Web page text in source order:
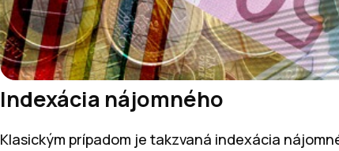
Indexácia nájomného
Klasickým prípadom je takzvaná indexácia